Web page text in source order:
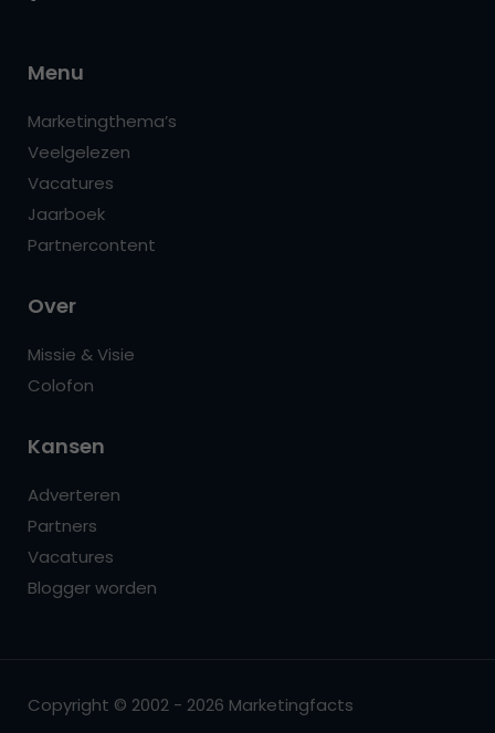
Menu
Marketingthema’s
Veelgelezen
Vacatures
Jaarboek
Partnercontent
Over
Missie & Visie
Colofon
Kansen
Adverteren
Partners
Vacatures
Blogger worden
Copyright © 2002 - 2026 Marketingfacts